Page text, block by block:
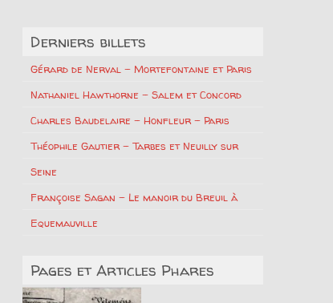
Derniers billets
Gérard de Nerval – Mortefontaine et Paris
Nathaniel Hawthorne – Salem et Concord
Charles Baudelaire – Honfleur – Paris
Théophile Gautier – Tarbes et Neuilly sur
Seine
Françoise Sagan – Le manoir du Breuil à
Equemauville
Pages et Articles Phares